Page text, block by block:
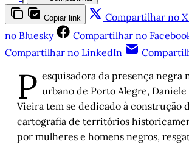
Copiar link Compartilhar no X
no Bluesky
Compartilhar no
Compartilhar no LinkedIn
P esquisadora da presença negra
urbano de Porto Alegre,
Vieira tem se dedicado à construção
cartografia de territórios
por mulheres e homens negros,